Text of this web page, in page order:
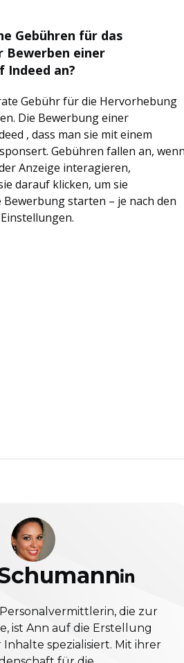
Gebühren für das
Bewerben einer
Indeed an?
Gebühr für die Hervorhebung
Die Bewerbung einer
, dass man sie mit einem
Gebühren fallen an,
Anzeige interagieren,
darauf klicken, um sie
starten – je nach den
die zur
ist Ann auf die Erstellung
spezialisiert. Mit ihrer